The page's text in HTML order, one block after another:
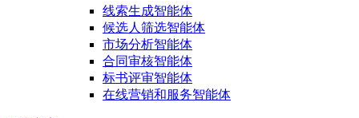
线索生成智能体
候选人筛选智能体
市场分析智能体
合同审核智能体
标书评审智能体
在线营销和服务智能体